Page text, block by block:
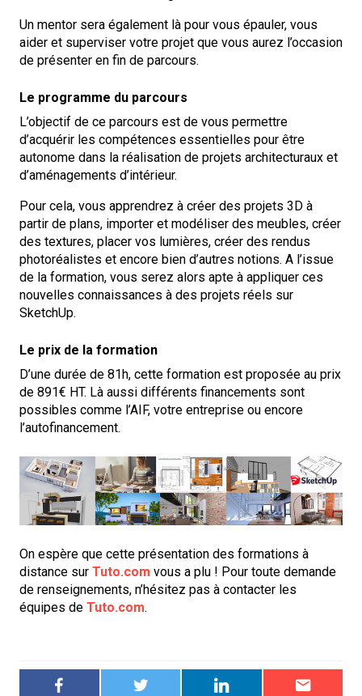
Un mentor sera également là pour vous épauler, vous
aider et superviser votre projet que vous aurez l’occasion
de présenter en fin de parcours.
Le programme du parcours
L’objectif de ce parcours est de vous permettre
d’acquérir les compétences essentielles pour être
autonome dans la réalisation de projets architecturaux et
d’aménagements d’intérieur.
Pour cela, vous apprendrez à créer des projets 3D à
partir de plans, importer et modéliser des meubles, créer
des textures, placer vos lumières, créer des rendus
photoréalistes et encore bien d’autres notions. A l’issue
de la formation, vous serez alors apte à appliquer ces
nouvelles connaissances à des projets réels sur
SketchUp.
Le prix de la formation
D’une durée de 81h, cette formation est proposée au prix
de 891€ HT. Là aussi différents financements sont
possibles comme l’AIF, votre entreprise ou encore
l’autofinancement.
On espère que cette présentation des formations à
distance sur Tuto.com vous a plu ! Pour toute demande
de renseignements, n’hésitez pas à contacter les
équipes de Tuto.com.